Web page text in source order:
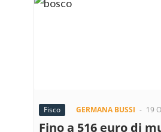
Fisco GERMANA BUSSI - 19
Fino a 516 euro di